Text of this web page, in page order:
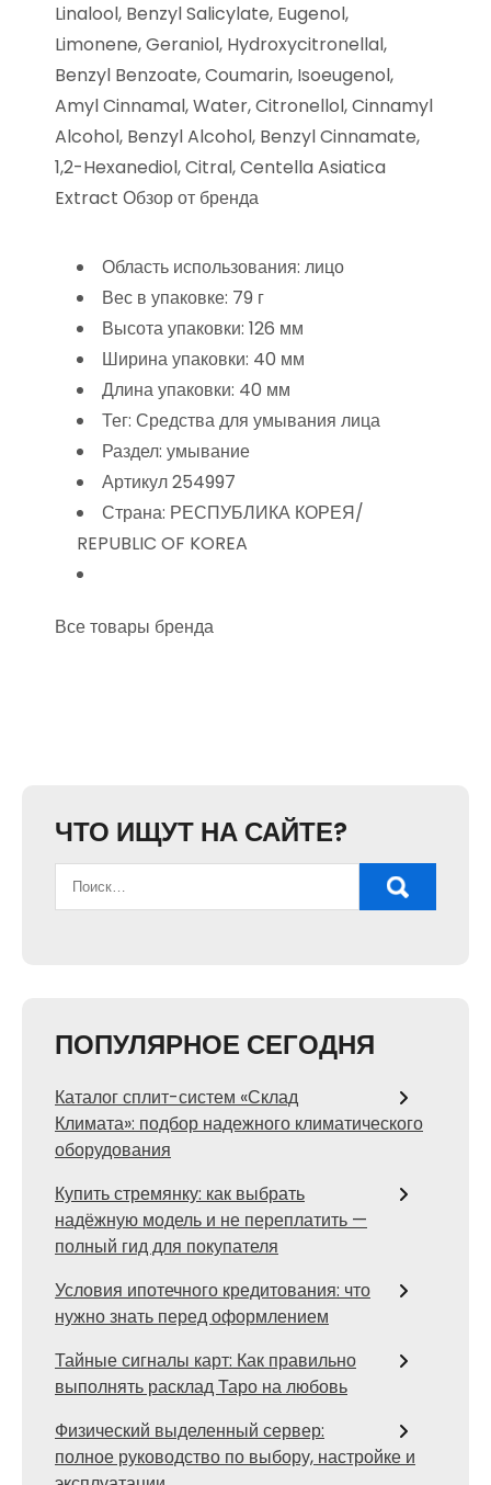
Linalool, Benzyl Salicylate, Eugenol,
Limonene, Geraniol, Hydroxycitronellal,
Benzyl Benzoate, Coumarin, Isoeugenol,
Amyl Cinnamal, Water, Citronellol, Cinnamyl
Alcohol, Benzyl Alcohol, Benzyl Cinnamate,
1,2-Hexanediol, Citral, Centella Asiatica
Extract Обзор от бренда
Область использования: лицо
Вес в упаковке: 79 г
Высота упаковки: 126 мм
Ширина упаковки: 40 мм
Длина упаковки: 40 мм
Тег: Средства для умывания лица
Раздел: умывание
Артикул 254997
Страна: РЕСПУБЛИКА КОРЕЯ/
REPUBLIC OF KOREA
Все товары бренда
ЧТО ИЩУТ НА САЙТЕ?
ПОПУЛЯРНОЕ СЕГОДНЯ
Каталог сплит-систем «Склад
Климата»: подбор надежного климатического
оборудования
Купить стремянку: как выбрать
надёжную модель и не переплатить —
полный гид для покупателя
Условия ипотечного кредитования: что
нужно знать перед оформлением
Тайные сигналы карт: Как правильно
выполнять расклад Таро на любовь
Физический выделенный сервер:
полное руководство по выбору, настройке и